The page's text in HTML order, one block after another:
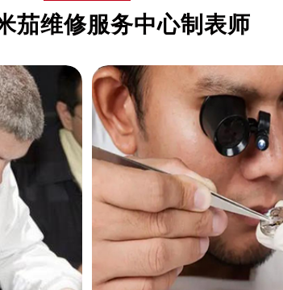
20层01室（需提前预约）
（需提前预约）
前预约）
提前预约）
提前预约）
需提前预约）
提前预约）
需提前预约）
需提前预约）
服务中心（需提前预约）
提前预约）
提前预约）
茄维修服务中心制表师